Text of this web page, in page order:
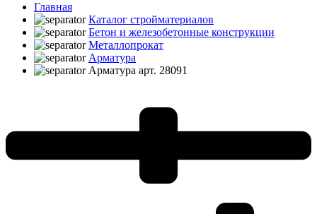
Главная
Каталог стройматериалов
Бетон и железобетонные конструкции
Металлопрокат
Арматура
Арматура арт. 28091